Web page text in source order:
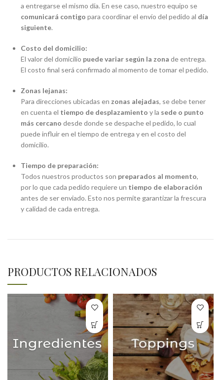
a entregarse el mismo día. En ese caso, nuestro equipo se
comunicará contigo para coordinar el envío del pedido al día
siguiente.
Costo del domicilio:
El valor del domicilio puede variar según la zona de entrega.
El costo final será confirmado al momento de tomar el pedido.
Zonas lejanas:
Para direcciones ubicadas en zonas alejadas, se debe tener
en cuenta el tiempo de desplazamiento y la sede o punto
más cercano desde donde se despache el pedido, lo cual
puede influir en el tiempo de entrega y en el costo del
domicilio.
Tiempo de preparación:
Todos nuestros productos son preparados al momento,
por lo que cada pedido requiere un tiempo de elaboración
antes de ser enviado. Esto nos permite garantizar la frescura
y calidad de cada entrega.
PRODUCTOS RELACIONADOS